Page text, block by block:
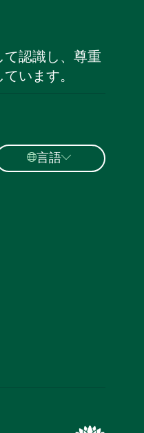
認識し、尊重
います。
言語